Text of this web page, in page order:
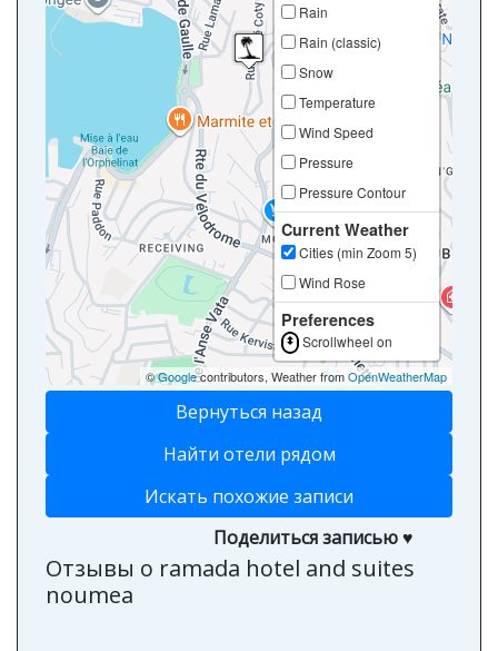
Rain
Rain (classic)
Snow
Temperature
Wind Speed
Pressure
Pressure Contour
Current Weather
Cities (min Zoom 5)
Wind Rose
Preferences
Scrollwheel on
©Googlecontributors, Weather fromOpenWeatherMap
Вернуться назад
Найти отели рядом
Искать похожие записи
Поделиться записью ♥
Отзывы о ramada hotel and suites
noumea